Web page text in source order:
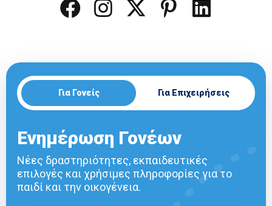
Για Γονείς Για Επιχειρήσεις
Ενημέρωση Γονέων
Νέες δραστηριότητες, εκπαιδευτικές
επιλογές και χρήσιμες πληροφορίες για το
παιδί και την οικογένεια.